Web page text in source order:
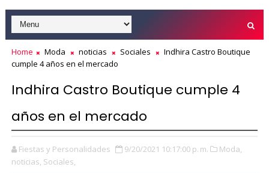
Home Moda noticias Sociales
Indhira Castro Boutique
cumple 4 años en el mercado
Indhira Castro Boutique cumple 4
años en el mercado
Fiestas y Personalidades 9/20/2021 10:17:00 p. m.
Moda,
noticias, Sociales,